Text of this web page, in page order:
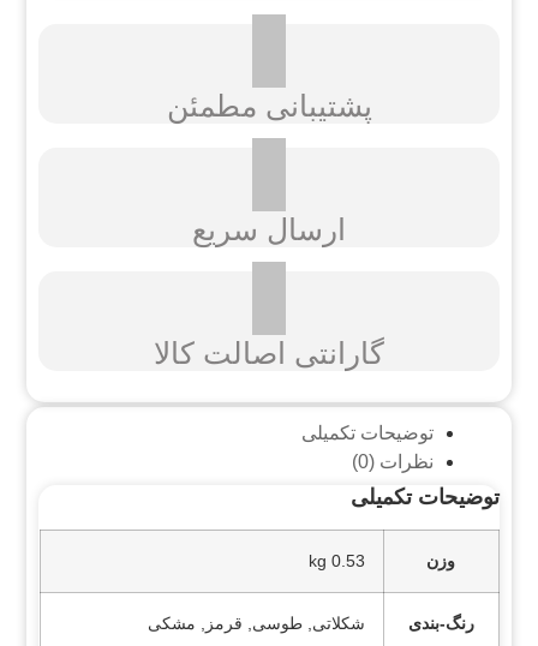
پشتیبانی مطمئن
ارسال سریع
گارانتی اصالت کالا
توضیحات تکمیلی
نظرات (0)
توضیحات تکمیلی
وزن 0.53 kg
رنگ-بندی شکلاتی, طوسی, قرمز, مشکی